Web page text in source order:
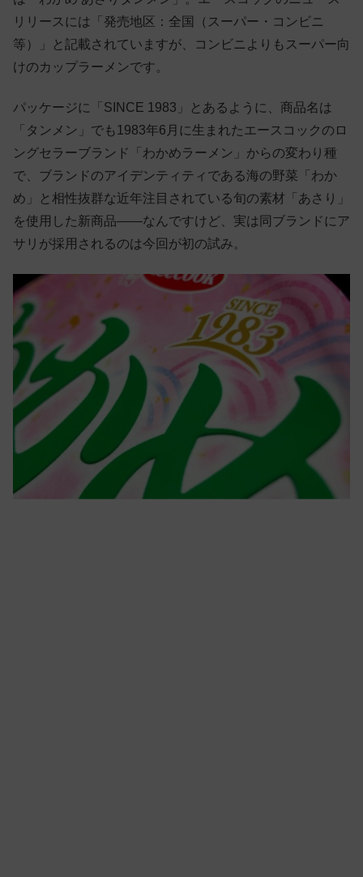
リリースには「発売地区：全国（スーパー・コンビニ
等）」と記載されていますが、コンビニよりもスーパー向
けのカップラーメンです。
パッケージに「SINCE 1983」とあるように、商品名は
「タンメン」でも1983年6月に生まれたエースコックのロ
ングセラーブランド「わかめラーメン」からの変わり種
で、ブランドのアイデンティティである海の野菜「わか
め」と相性抜群な近年注目されている旬の素材「あさり」
を使用した新商品——なんですけど、実は同ブランドにア
サリが採用されるのは今回が初の試み。